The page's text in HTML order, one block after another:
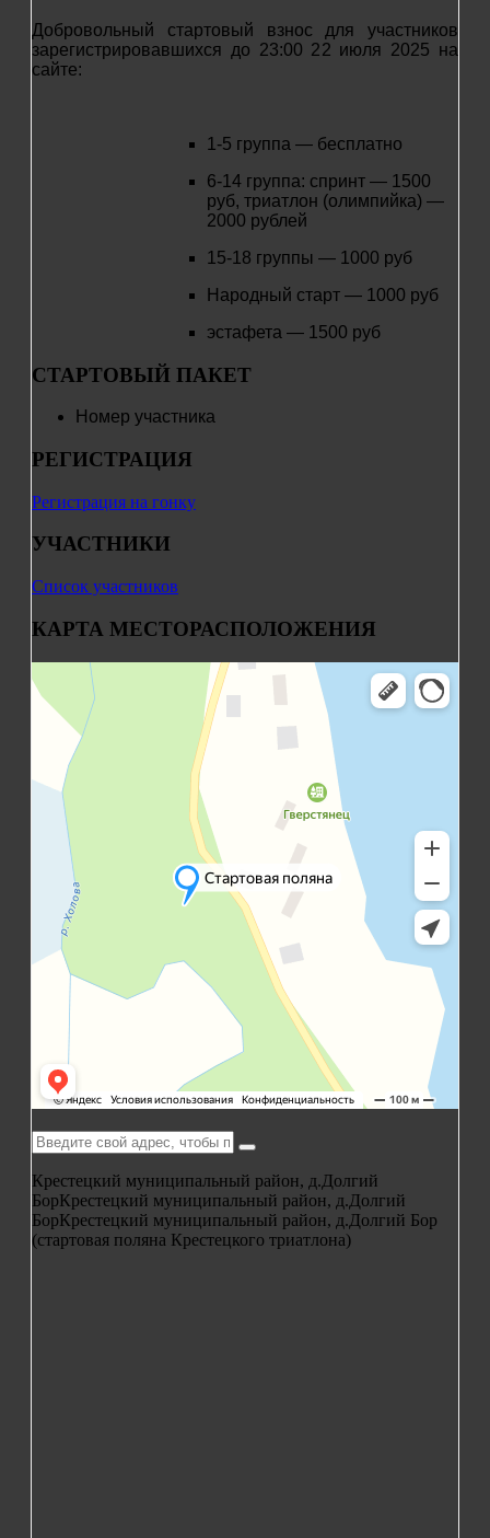
Добровольный стартовый взнос для участников
зарегистрировавшихся до 23:00 22 июля 2025 на
сайте:
1-5 группа — бесплатно
6-14 группа: спринт — 1500
руб, триатлон (олимпийка) —
2000 рублей
15-18 группы — 1000 руб
Народный старт — 1000 руб
эстафета — 1500 руб
СТАРТОВЫЙ ПАКЕТ
Номер участника
РЕГИСТРАЦИЯ
Регистрация на гонку
УЧАСТНИКИ
Список участников
КАРТА МЕСТОРАСПОЛОЖЕНИЯ
Крестецкий муниципальный район, д.Долгий
БорКрестецкий муниципальный район, д.Долгий
БорКрестецкий муниципальный район, д.Долгий Бор
(стартовая поляна Крестецкого триатлона)